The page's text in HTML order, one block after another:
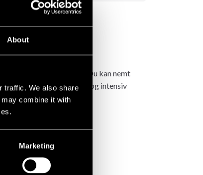
About
traffic. We also share
combine it with
Marketing
rejsen eller på kontoret. Du kan nemt
designet til langvarig og intensiv